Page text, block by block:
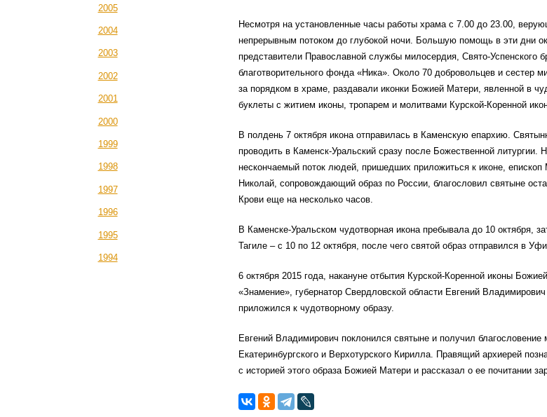
2005
2004
2003
2002
2001
2000
1999
1998
1997
1996
1995
1994
Несмотря на установленные часы работы храма с 7.00 до 23.00,
непрерывным потоком до глубокой ночи. Большую помощь в эти дни
представители Православной службы милосердия, Свято-Успенского
благотворительного фонда «Ника». Около 70 добровольцев и сестер
за порядком в храме, раздавали иконки Божией Матери, явленной в
буклеты с житием иконы, тропарем и молитвами Курской-Коренной
В полдень 7 октября икона отправилась в Каменскую епархию.
проводить в Каменск-Уральский сразу после Божественной литургии.
нескончаемый поток людей, пришедших приложиться к иконе, епископ
Николай, сопровождающий образ по России, благословил святыне
Крови еще на несколько часов.
В Каменске-Уральском чудотворная икона пребывала до 10 октября,
Тагиле – с 10 по 12 октября, после чего святой образ отправился в
6 октября 2015 года, накануне отбытия Курской-Коренной иконы
«Знамение», губернатор Свердловской области Евгений
приложился к чудотворному образу.
Евгений Владимирович поклонился святыне и получил благословение
Екатеринбургского и Верхотурского Кирилла. Правящий архиерей
с историей этого образа Божией Матери и рассказал о ее почитании